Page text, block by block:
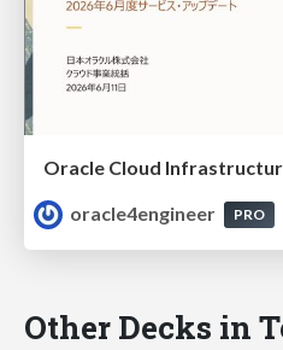
oracle4engineer
PRO
Other Decks in